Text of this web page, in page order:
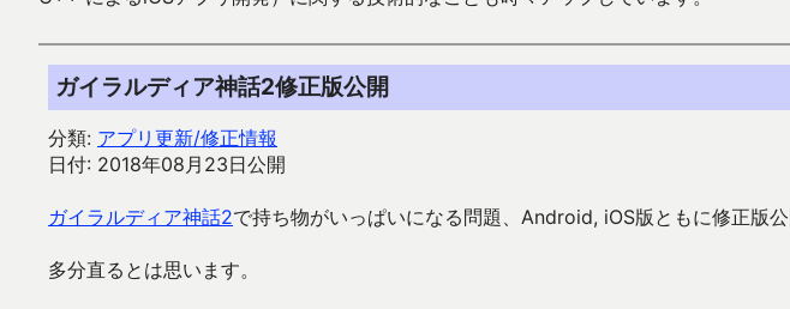
ガイラルディア神話2修正版公開
分類: アプリ更新/修正情報
日付: 2018年08月23日公開
ガイラルディア神話2で持ち物がいっぱいになる問題、Android, iOS版ともに修正版公
多分直るとは思います。